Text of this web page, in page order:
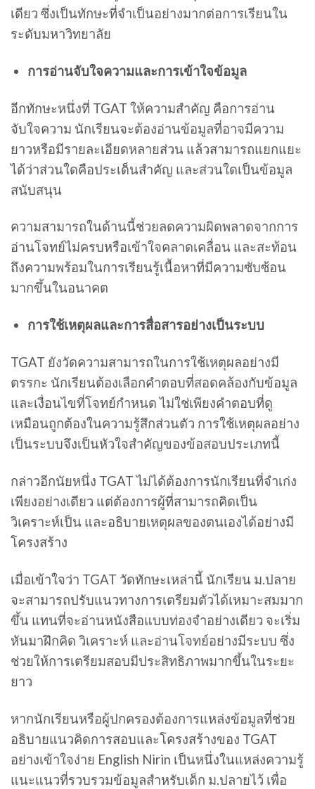
เดียว ซึ่งเป็นทักษะที่จำเป็นอย่างมากต่อการเรียนใน
ระดับมหาวิทยาลัย
การอ่านจับใจความและการเข้าใจข้อมูล
อีกทักษะหนึ่งที่ TGAT ให้ความสำคัญ คือการอ่าน
จับใจความ นักเรียนจะต้องอ่านข้อมูลที่อาจมีความ
ยาวหรือมีรายละเอียดหลายส่วน แล้วสามารถแยกแยะ
ได้ว่าส่วนใดคือประเด็นสำคัญ และส่วนใดเป็นข้อมูล
สนับสนุน
ความสามารถในด้านนี้ช่วยลดความผิดพลาดจากการ
อ่านโจทย์ไม่ครบหรือเข้าใจคลาดเคลื่อน และสะท้อน
ถึงความพร้อมในการเรียนรู้เนื้อหาที่มีความซับซ้อน
มากขึ้นในอนาคต
การใช้เหตุผลและการสื่อสารอย่างเป็นระบบ
TGAT ยังวัดความสามารถในการใช้เหตุผลอย่างมี
ตรรกะ นักเรียนต้องเลือกคำตอบที่สอดคล้องกับข้อมูล
และเงื่อนไขที่โจทย์กำหนด ไม่ใช่เพียงคำตอบที่ดู
เหมือนถูกต้องในความรู้สึกส่วนตัว การใช้เหตุผลอย่าง
เป็นระบบจึงเป็นหัวใจสำคัญของข้อสอบประเภทนี้
กล่าวอีกนัยหนึ่ง TGAT ไม่ได้ต้องการนักเรียนที่จำเก่ง
เพียงอย่างเดียว แต่ต้องการผู้ที่สามารถคิดเป็น
วิเคราะห์เป็น และอธิบายเหตุผลของตนเองได้อย่างมี
โครงสร้าง
เมื่อเข้าใจว่า TGAT วัดทักษะเหล่านี้ นักเรียน ม.ปลาย
จะสามารถปรับแนวทางการเตรียมตัวได้เหมาะสมมาก
ขึ้น แทนที่จะอ่านหนังสือแบบท่องจำอย่างเดียว จะเริ่ม
หันมาฝึกคิด วิเคราะห์ และอ่านโจทย์อย่างมีระบบ ซึ่ง
ช่วยให้การเตรียมสอบมีประสิทธิภาพมากขึ้นในระยะ
ยาว
หากนักเรียนหรือผู้ปกครองต้องการแหล่งข้อมูลที่ช่วย
อธิบายแนวคิดการสอบและโครงสร้างของ TGAT
อย่างเข้าใจง่าย English Nirin เป็นหนึ่งในแหล่งความรู้
แนะแนวที่รวบรวมข้อมูลสำหรับเด็ก ม.ปลายไว้ เพื่อ